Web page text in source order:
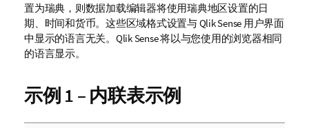
置为瑞典，则数据加载编辑器将使用瑞典地区设置的日
期、时间和货币。这些区域格式设置与Qlik Sense 用户界面
中显示的语言无关。 Qlik Sense将以与您使用的浏览器相同
的语言显示。
示例 1 – 内联表示例